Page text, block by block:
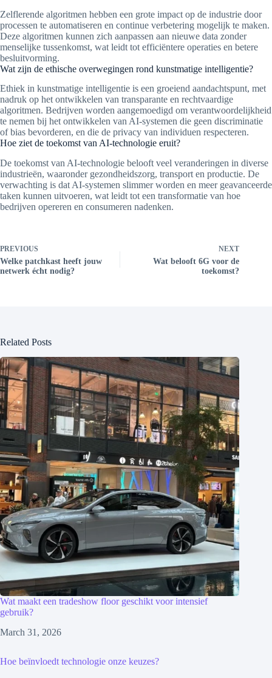
Zelflerende algoritmen hebben een grote impact op de industrie door
processen te automatiseren en continue verbetering mogelijk te maken.
Deze algoritmen kunnen zich aanpassen aan nieuwe data zonder
menselijke tussenkomst, wat leidt tot efficiëntere operaties en betere
besluitvorming.
Wat zijn de ethische overwegingen rond kunstmatige intelligentie?
Ethiek in kunstmatige intelligentie is een groeiend aandachtspunt, met
nadruk op het ontwikkelen van transparante en rechtvaardige
algoritmen. Bedrijven worden aangemoedigd om verantwoordelijkheid
te nemen bij het ontwikkelen van AI-systemen die geen discriminatie
of bias bevorderen, en die de privacy van individuen respecteren.
Hoe ziet de toekomst van AI-technologie eruit?
De toekomst van AI-technologie belooft veel veranderingen in diverse
industrieën, waaronder gezondheidszorg, transport en productie. De
verwachting is dat AI-systemen slimmer worden en meer geavanceerde
taken kunnen uitvoeren, wat leidt tot een transformatie van hoe
bedrijven opereren en consumeren nadenken.
PREVIOUS
Welke patchkast heeft jouw
netwerk écht nodig?
NEXT
Wat belooft 6G voor de
toekomst?
Related Posts
Wat maakt een tradeshow floor geschikt voor intensief
gebruik?
March 31, 2026
Hoe beïnvloedt technologie onze keuzes?